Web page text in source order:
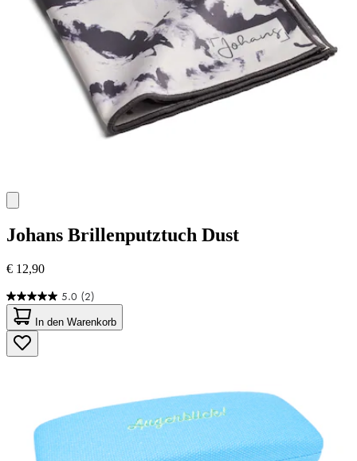
Johans Brillenputztuch Dust
€ 12,90
5.0 (2)
5.0
von
5
Sternen.
2
In den Warenkorb